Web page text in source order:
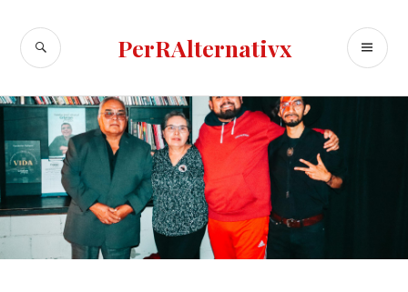
content
PerRAlternativx
SEARCH